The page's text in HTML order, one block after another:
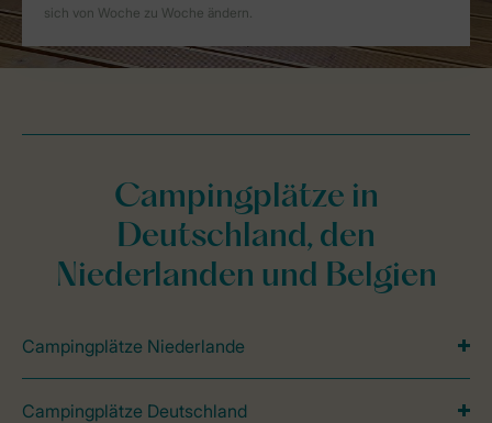
Campingplätze in
Deutschland, den
Niederlanden und Belgien
Campingplätze Niederlande
Campingplätze Deutschland